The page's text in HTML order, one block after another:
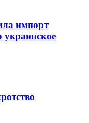
импорт
украинское